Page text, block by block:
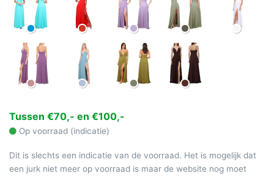
Tussen €70,- en €100,-
Op voorraad (indicatie)
Dit is slechts een indicatie van de voorraad. Het is mogelijk dat
een jurk niet meer op voorraad is maar de website nog moet